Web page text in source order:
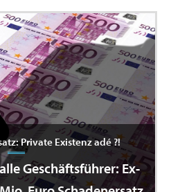
Private Existenz adé ?!
Geschäftsführer: Ex-